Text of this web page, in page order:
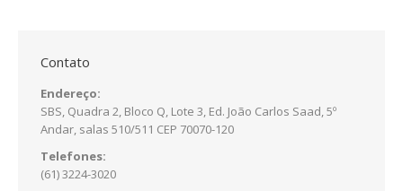
Contato
Endereço:
SBS, Quadra 2, Bloco Q, Lote 3, Ed. João Carlos Saad, 5º
Andar, salas 510/511 CEP 70070-120
Telefones:
(61) 3224-3020